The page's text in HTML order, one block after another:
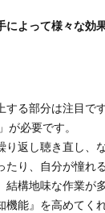
によって様々な効
る部分は注目です
が必要です。
り返し聴き直し、
たり、自分が憧れ
構地味な作業が多
機能』を高めてく